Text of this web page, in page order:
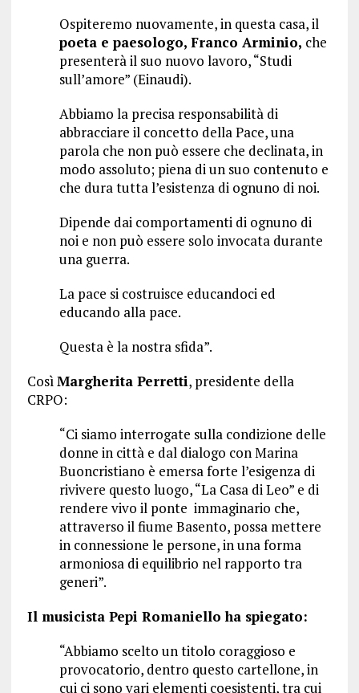
Ospiteremo nuovamente, in questa casa, il
poeta e paesologo, Franco Arminio, che
presenterà il suo nuovo lavoro, “Studi
sull’amore” (Einaudi).
Abbiamo la precisa responsabilità di
abbracciare il concetto della Pace, una
parola che non può essere che declinata, in
modo assoluto; piena di un suo contenuto e
che dura tutta l’esistenza di ognuno di noi.
Dipende dai comportamenti di ognuno di
noi e non può essere solo invocata durante
una guerra.
La pace si costruisce educandoci ed
educando alla pace.
Questa è la nostra sfida”.
CosìMargherita Perretti, presidente della
CRPO:
“Ci siamo interrogate sulla condizione delle
donne in città e dal dialogo con Marina
Buoncristiano è emersa forte l’esigenza di
rivivere questo luogo, “La Casa di Leo” e di
rendere vivo il ponte immaginario che,
attraverso il fiume Basento, possa mettere
in connessione le persone, in una forma
armoniosa di equilibrio nel rapporto tra
generi”.
Il musicista Pepi Romaniello ha spiegato:
“Abbiamo scelto un titolo coraggioso e
provocatorio, dentro questo cartellone, in
cui ci sono vari elementi coesistenti, tra cui